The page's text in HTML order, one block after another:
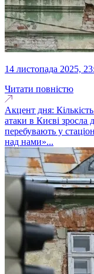
14 листопада 2025,
Читати повністю
Акцент дня:
атаки в Києві зросла
перебувають у
над нами»...